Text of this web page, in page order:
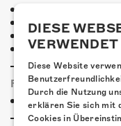
Hotel Kreuz
H4 Hotel
Weitere Unterkünfte
FOODTRUCK
Speisekarte
DIESE
VERWENDET
Diese Website
Durch die Nutzung
erklären Sie sich mit
Cookies in